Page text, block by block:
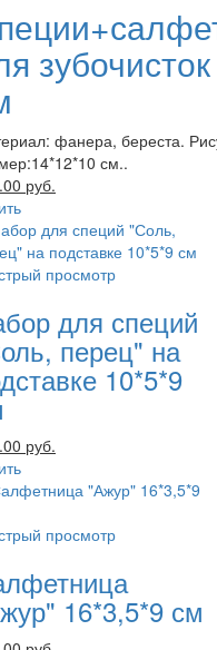
фанера, береста.
см..
руб.
просмотр
для специй
перец" на
10*5*9
руб.
просмотр
16*3,5*9 см